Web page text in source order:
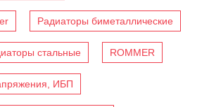
Радиаторы биметаллические
стальные ROMMER
ИБП